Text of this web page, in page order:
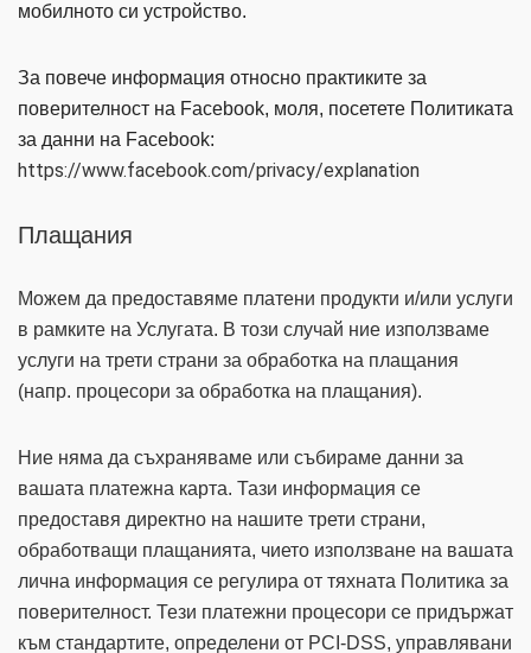
мобилното си устройство.
За повече информация относно практиките за
поверителност на Facebook, моля, посетете Политиката
за данни на Facebook:
https://www.facebook.com/privacy/explanation
Плащания
Можем да предоставяме платени продукти и/или услуги
в рамките на Услугата. В този случай ние използваме
услуги на трети страни за обработка на плащания
(напр. процесори за обработка на плащания).
Ние няма да съхраняваме или събираме данни за
вашата платежна карта. Тази информация се
предоставя директно на нашите трети страни,
обработващи плащанията, чието използване на вашата
лична информация се регулира от тяхната Политика за
поверителност. Тези платежни процесори се придържат
към стандартите, определени от PCI-DSS, управлявани